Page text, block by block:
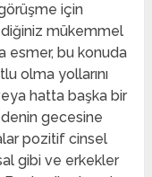
için
mükemmel
esmer, bu konuda
olma yollarını
hatta başka bir
gecesine
pozitif cinsel
gibi ve erkekler